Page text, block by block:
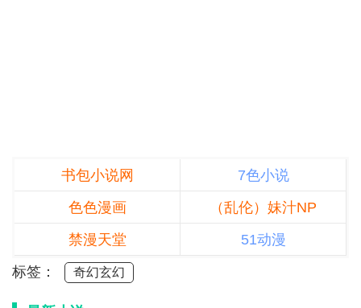
书包小说网
7色小说
色色漫画
（乱伦）妹汁NP
禁漫天堂
51动漫
标签：
奇幻玄幻